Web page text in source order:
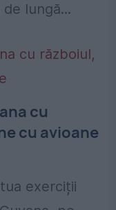
lungă...
cu
cu avioane
exerciții